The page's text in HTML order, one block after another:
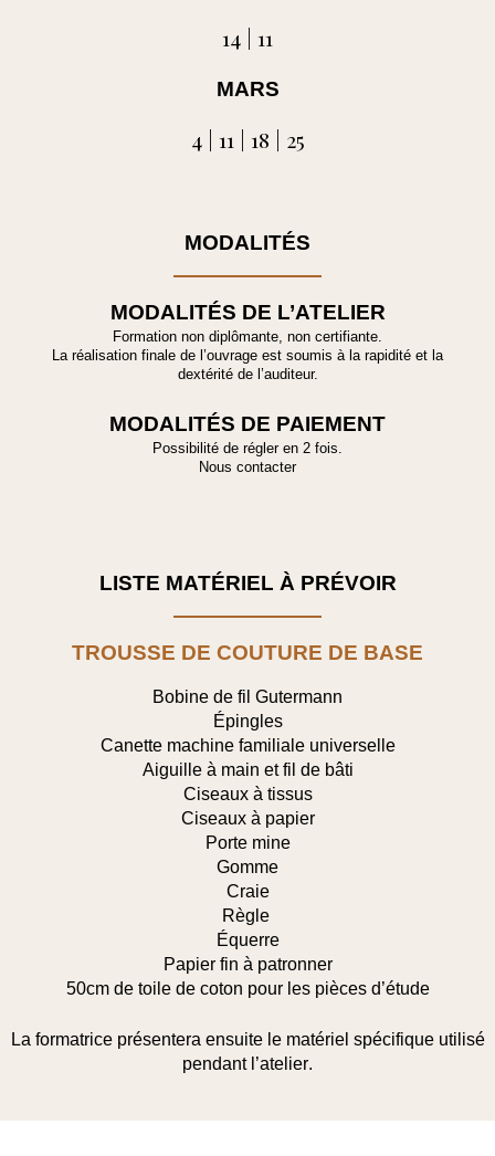
14 | 11
MARS
4 | 11 | 18 | 25
MODALITÉS
MODALITÉS DE L’ATELIER
Formation non diplômante, non certifiante.
La réalisation finale de l’ouvrage est soumis à la rapidité et la
dextérité de l’auditeur.
MODALITÉS DE PAIEMENT
Possibilité de régler en 2 fois.
Nous contacter
LISTE MATÉRIEL À PRÉVOIR
TROUSSE DE COUTURE DE BASE
Bobine de fil Gutermann
Épingles
Canette machine familiale universelle
Aiguille à main et fil de bâti
Ciseaux à tissus
Ciseaux à papier
Porte mine
Gomme
Craie
Règle
Équerre
Papier fin à patronner
50cm de toile de coton pour les pièces d’étude
La formatrice présentera ensuite le matériel spécifique utilisé
pendant l’atelier.